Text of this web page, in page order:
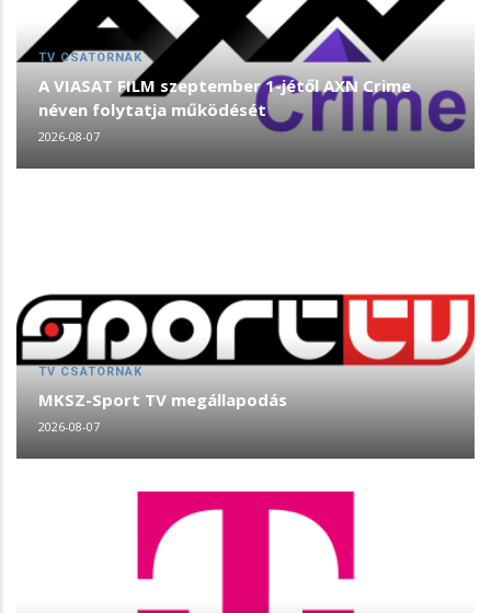
TV CSATORNÁK
A VIASAT FILM szeptember 1-jétől AXN Crime
néven folytatja működését
2026-08-07
TV CSATORNÁK
MKSZ-Sport TV megállapodás
2026-08-07